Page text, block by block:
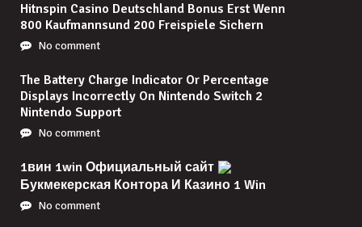
Hitnspin Casino Deutschland Bonus Erst Wenn
800 Kaufmannsund 200 Freispiele Sichern
No comment
The Battery Charge Indicator Or Percentage
Displays Incorrectly On Nintendo Switch 2
Nintendo Support
No comment
1вин 1win Официальный сайт
Букмекерская Контора И Казино 1 Win
No comment